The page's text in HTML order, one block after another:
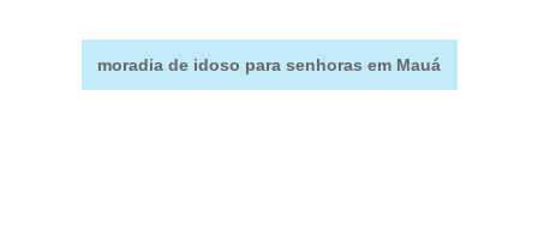
moradia de idoso para senhoras em Mauá